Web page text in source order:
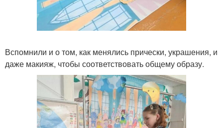
Вспомнили и о том, как менялись прически, украшения, и
даже макияж, чтобы соответствовать общему образу.